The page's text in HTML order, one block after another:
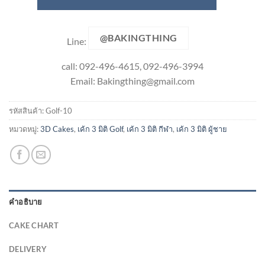
Line: @BAKINGTHING
call: 092-496-4615, 092-496-3994
Email: Bakingthing@gmail.com
รหัสสินค้า:Golf-10
หมวดหมู่:3D Cakes, เค้ก 3 มิติ Golf, เค้ก 3 มิติ กีฬา, เค้ก 3 มิติ ผู้ชาย
คำอธิบาย
CAKE CHART
DELIVERY